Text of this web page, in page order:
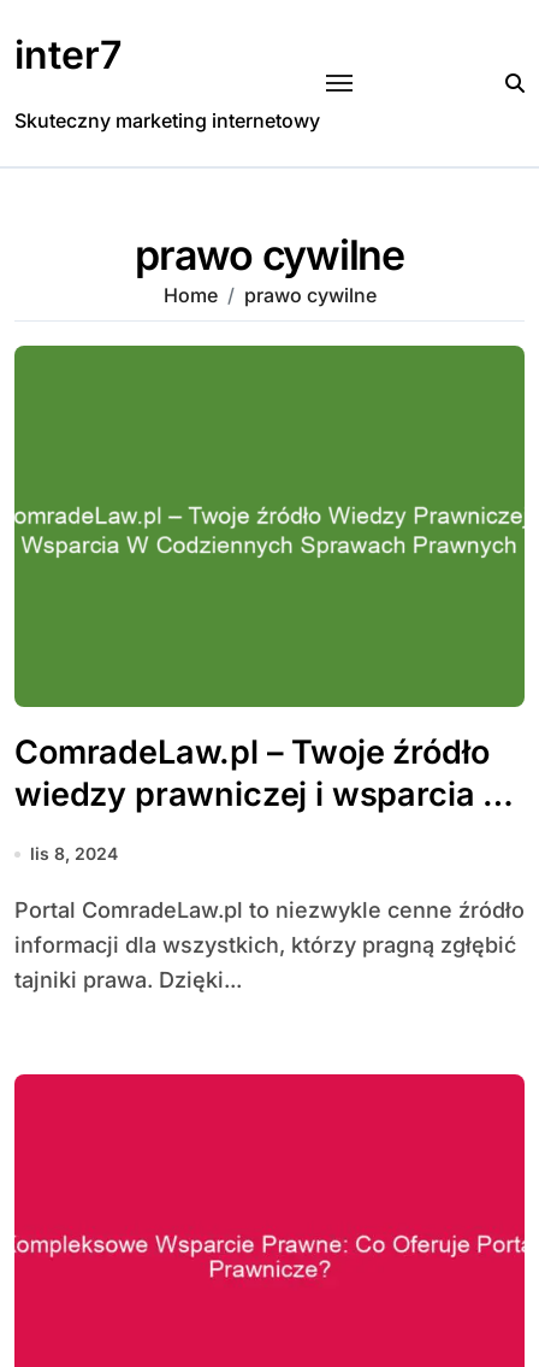
to
content
inter7
Skuteczny marketing internetowy
prawo cywilne
Home prawo cywilne
ComradeLaw.pl – Twoje źródło
wiedzy prawniczej i wsparcia w
codziennych sprawach
lis 8, 2024
Portal ComradeLaw.pl to niezwykle cenne źródło
informacji dla wszystkich, którzy pragną zgłębić
tajniki prawa. Dzięki...